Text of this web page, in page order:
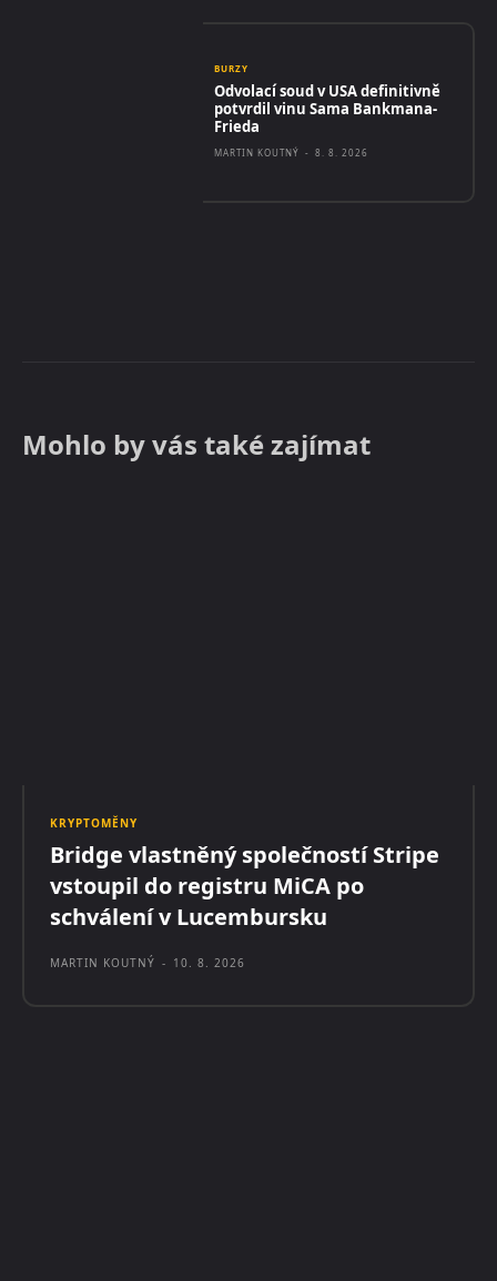
BURZY
Odvolací soud v USA definitivně
potvrdil vinu Sama Bankmana-
Frieda
MARTIN KOUTNÝ - 8. 8. 2026
Mohlo by vás také zajímat
KRYPTOMĚNY
Bridge vlastněný společností Stripe
vstoupil do registru MiCA po
schválení v Lucembursku
MARTIN KOUTNÝ - 10. 8. 2026